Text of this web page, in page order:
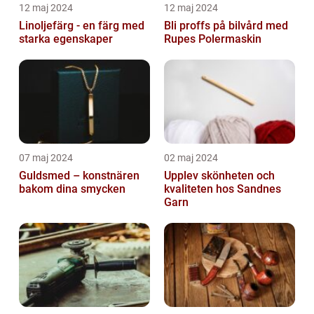
12 maj 2024
Linoljefärg - en färg med
starka egenskaper
12 maj 2024
Bli proffs på bilvård med
Rupes Polermaskin
07 maj 2024
Guldsmed – konstnären
bakom dina smycken
02 maj 2024
Upplev skönheten och
kvaliteten hos Sandnes
Garn